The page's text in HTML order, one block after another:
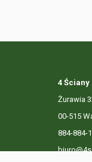
4 Ściany
Żurawia
00-515
884-884-